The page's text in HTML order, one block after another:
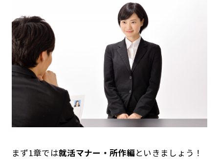
まず1章では就活マナー・所作編といきましょう！